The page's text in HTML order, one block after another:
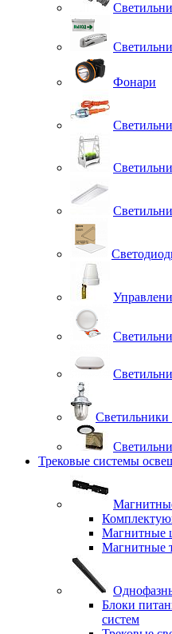
Фонари
Трековые системы
Магнитные
Магнитные
Блоки
систем